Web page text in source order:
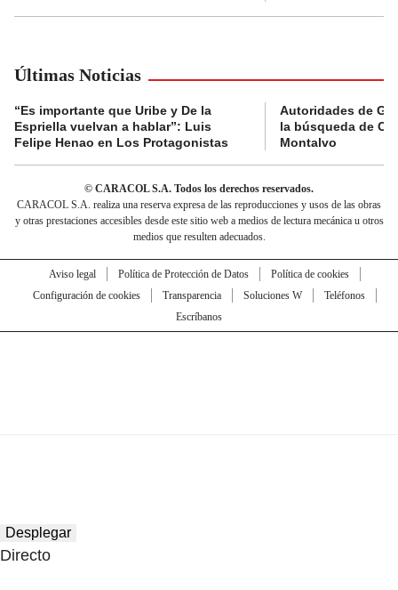
Últimas Noticias
“Es importante que Uribe y De la
Espriella vuelvan a hablar”: Luis
Felipe Henao en Los Protagonistas
Autoridades de
la búsqueda de
Montalvo
© CARACOL S.A. Todos los derechos reservados.
CARACOL S.A. realiza una reserva expresa de las reproducciones y usos de las obras
y otras prestaciones accesibles desde este sitio web a medios de lectura mecánica u otros
medios que resulten adecuados.
Aviso legal Política de Protección de Datos
Política de cookies
Configuración de cookies
Transparencia Soluciones W
Teléfonos
Escríbanos
Desplegar
Directo